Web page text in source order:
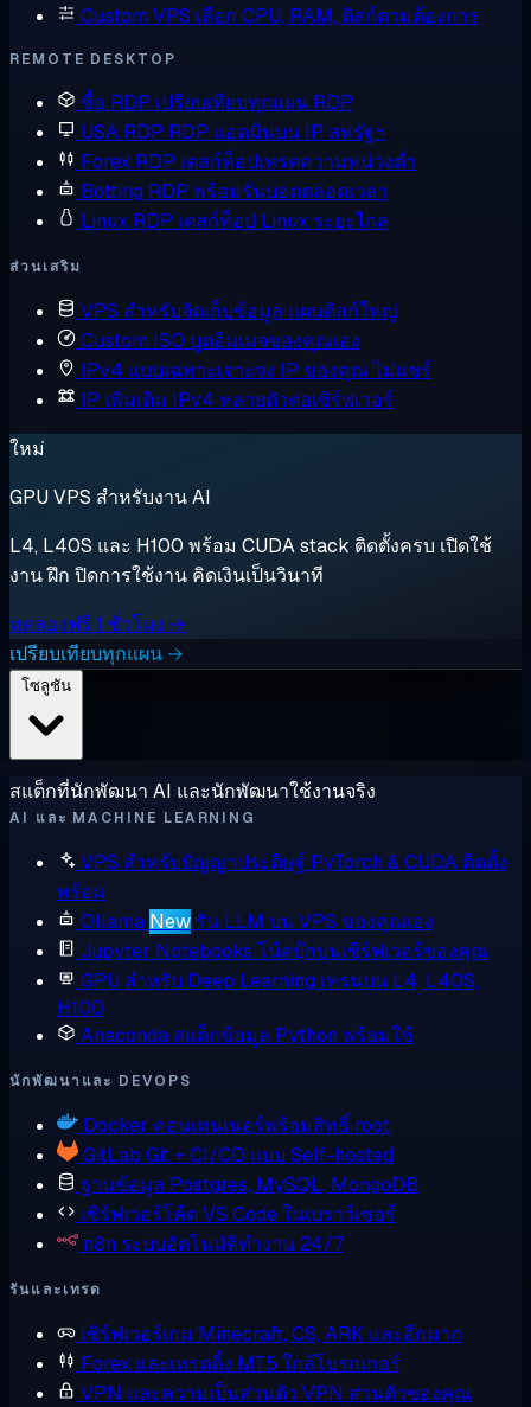
Custom VPS เลือก CPU, RAM, ดิสก์ตามต้องการ
REMOTE DESKTOP
ซื้อ RDP เปรียบเทียบทุกแผน RDP
USA RDP RDP แอดมินบน IP สหรัฐฯ
Forex RDP เดสก์ท็อปเทรดความหน่วงต่ำ
Botting RDP พร้อมรันบอตตลอดเวลา
Linux RDP เดสก์ท็อป Linux ระยะไกล
ส่วนเสริม
VPS สำหรับจัดเก็บข้อมูล แผนดิสก์ใหญ่
Custom ISO บูตอิมเมจของคุณเอง
IPv4 แบบเฉพาะเจาะจง IP ของคุณ ไม่แชร์
IP เพิ่มเติม IPv4 หลายตัวต่อเซิร์ฟเวอร์
ใหม่
GPU VPS สำหรับงาน AI
L4, L40S และ H100 พร้อม CUDA stack ติดตั้งครบ เปิดใช้
งาน ฝึก ปิดการใช้งาน คิดเงินเป็นวินาที
ทดลองฟรี 1 ชั่วโมง →
เปรียบเทียบทุกแผน →
สแต็กที่นักพัฒนา AI และนักพัฒนาใช้งานจริง
AI และ MACHINE LEARNING
VPS สำหรับปัญญาประดิษฐ์ PyTorch & CUDA ติดตั้ง
พร้อม
Ollama New รัน LLM บน VPS ของคุณเอง
Jupyter Notebooks โน้ตบุ๊กบนเซิร์ฟเวอร์ของคุณ
GPU สำหรับ Deep Learning เทรนบน L4, L40S,
H100
Anaconda สแต็กข้อมูล Python พร้อมใช้
นักพัฒนาและ DEVOPS
Docker คอนเทนเนอร์พร้อมสิทธิ์ root
GitLab Git + CI/CD แบบ Self-hosted
ฐานข้อมูล Postgres, MySQL, MongoDB
เซิร์ฟเวอร์โค้ดVS Code ในเบราว์เซอร์
n8n ระบบอัตโนมัติทำงาน 24/7
รันและเทรด
เซิร์ฟเวอร์เกม Minecraft, CS, ARK และอีกมาก
Forex และเทรดดิ้ง MT5 ใกล้โบรกเกอร์
VPN และความเป็นส่วนตัว VPN ส่วนตัวของคุณ